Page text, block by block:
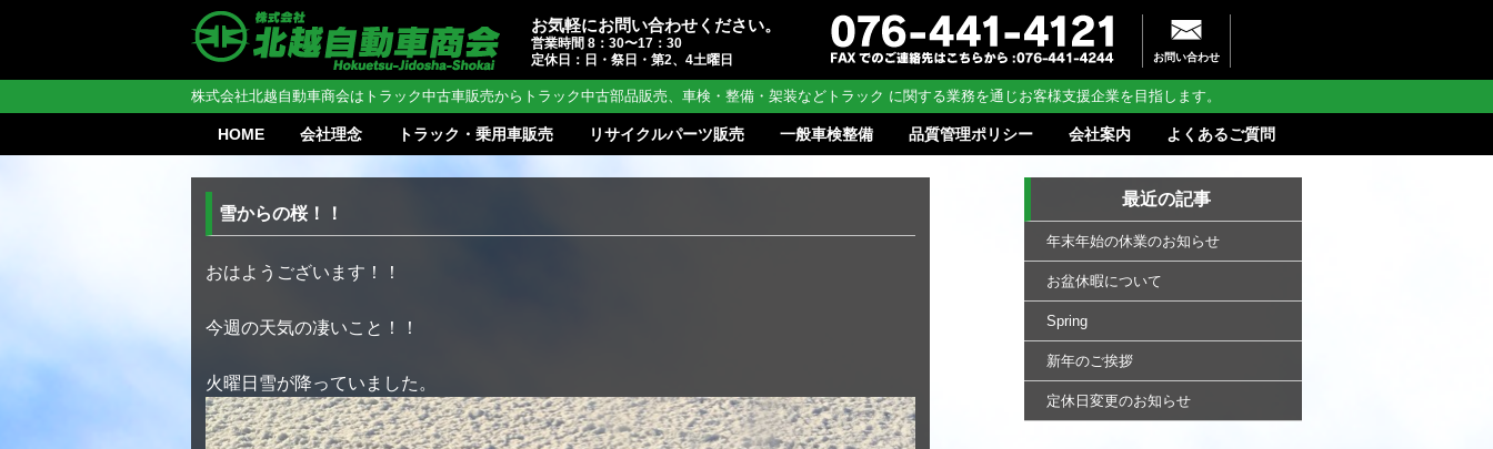
お気軽にお問い合わせください。
営業時間 8：30〜17：30
定休日：日・祭日・第2、4土曜日
お問い合わせ
株式会社北越自動車商会はトラック中古車販売からトラック中古部品販売、車検・整備・架装などトラック に関する業務を通じお客様支援企業を目指します。
HOME 会社理念 トラック・乗用車販売 リサイクルパーツ販売 一般車検整備 品質管理ポリシー 会社案内 よくあるご質問
最近の記事
年末年始の休業のお知らせ
お盆休暇について
Spring
新年のご挨拶
定休日変更のお知らせ
雪からの桜！！
おはようございます！！
今週の天気の凄いこと！！
火曜日雪が降っていました。